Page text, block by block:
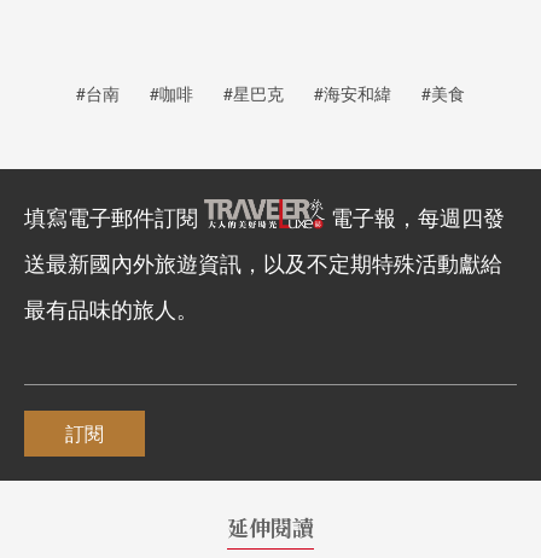
#台南 #咖啡 #星巴克 #海安和緯 #美食
填寫電子郵件訂閱
電子報，每週四發
送最新國內外旅遊資訊，以及不定期特殊活動獻給
最有品味的旅人。
訂閱
延伸閱讀